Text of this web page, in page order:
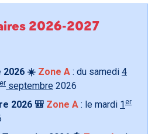
2026-2027
2026 ☀️ Zone A : du samedi 4
er septembre 2026
2026 🎒 Zone A : le mardi 1 er